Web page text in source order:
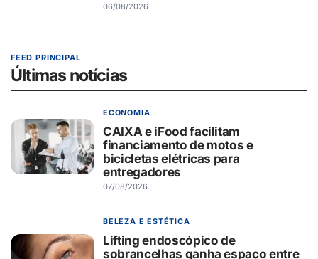
06/08/2026
FEED PRINCIPAL
Últimas notícias
ECONOMIA
CAIXA e iFood facilitam
financiamento de motos e
bicicletas elétricas para
entregadores
07/08/2026
BELEZA E ESTÉTICA
Lifting endoscópico de
sobrancelhas ganha espaço entre